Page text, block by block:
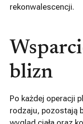
rekonwalescencji.
blizn
Po każdej operacji
rodzaju, pozostają